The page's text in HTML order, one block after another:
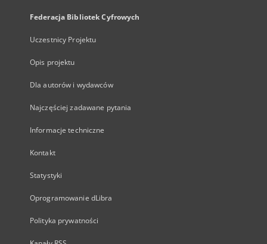
Federacja Bibliotek Cyfrowych
Uczestnicy Projektu
Opis projektu
Dla autorów i wydawców
Najczęściej zadawane pytania
Informacje techniczne
Kontakt
Statystyki
Oprogramowanie dLibra
Polityka prywatności